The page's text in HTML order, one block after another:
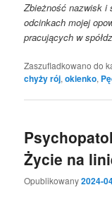
Zbieżność nazwisk i
odcinkach mojej
pracujących w
Zaszufladkowano do
chyży rój,okienko,
Życie na
Opublikowany2024-